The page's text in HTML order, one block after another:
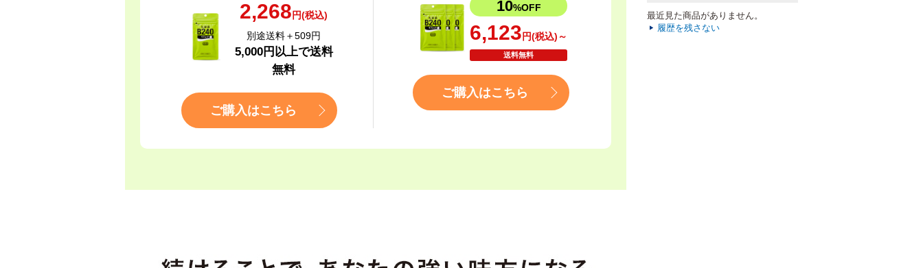
2,268 円(税込)
別途送料＋509円
5,000円以上で送料
無料
ご購入はこちら
10%OFF
6,123 円(税込)～
送料無料
ご購入はこちら
最近見た商品がありません。
履歴を残さない